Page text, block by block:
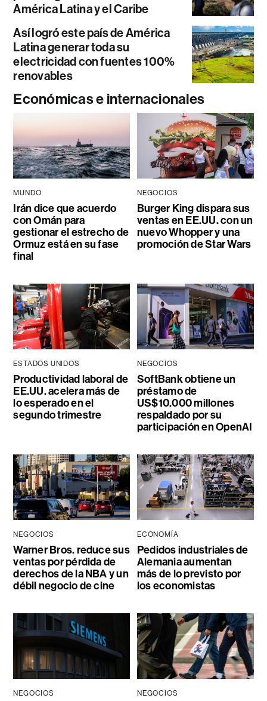
América Latina y el Caribe
Así logró este país de América
Latina generar toda su
electricidad con fuentes 100%
renovables
Económicas e internacionales
MUNDO
Irán dice que acuerdo
con Omán para
gestionar el estrecho de
Ormuz está en su fase
final
NEGOCIOS
Burger King dispara sus
ventas en EE.UU. con un
nuevo Whopper y una
promoción de Star Wars
ESTADOS UNIDOS
Productividad laboral de
EE.UU. acelera más de
lo esperado en el
segundo trimestre
NEGOCIOS
SoftBank obtiene un
préstamo de
US$10.000 millones
respaldado por su
participación en OpenAI
NEGOCIOS
Warner Bros. reduce sus
ventas por pérdida de
derechos de la NBA y un
débil negocio de cine
ECONOMÍA
Pedidos industriales de
Alemania aumentan
más de lo previsto por
los economistas
NEGOCIOS NEGOCIOS